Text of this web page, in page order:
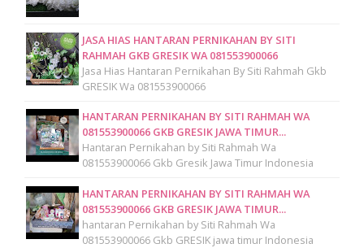
JASA HIAS HANTARAN PERNIKAHAN BY SITI
RAHMAH GKB GRESIK WA 081553900066
Jasa Hias Hantaran Pernikahan By Siti Rahmah Gkb
GRESIK Wa 081553900066
HANTARAN PERNIKAHAN BY SITI RAHMAH WA
081553900066 GKB GRESIK JAWA TIMUR...
Hantaran Pernikahan by Siti Rahmah Wa
081553900066 Gkb Gresik Jawa Timur Indonesia
HANTARAN PERNIKAHAN BY SITI RAHMAH WA
081553900066 GKB GRESIK JAWA TIMUR...
hantaran Pernikahan by Siti Rahmah Wa
081553900066 Gkb GRESIK jawa timur Indonesia